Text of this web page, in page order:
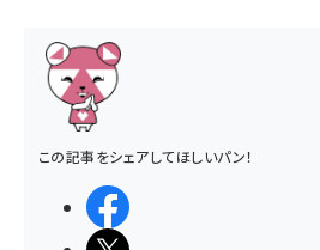
この記事をシェアしてほしいパン！